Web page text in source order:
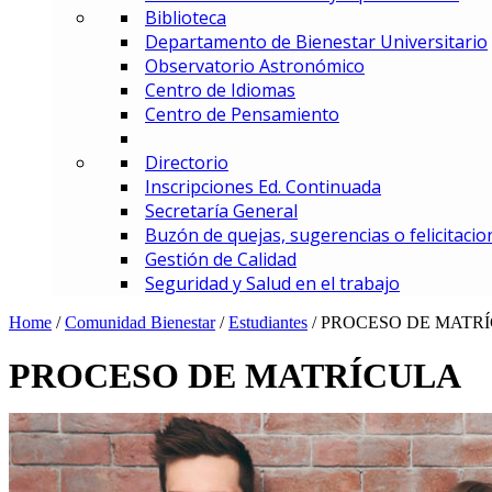
MAF – Maestría en
MAGD – Maestría en Analítica y
MCI – Maestría en Comercio
MDEMEC – Maestría en
MGCS – Maestría en Gerencia
Maestría en Gerencia
MGIED – Maestría en Gestión
MGE – Maestría en Gestión
ESPECIALIZACIONES
Especialización en Comercio
Especialización en Gerencia de
Especialización en Gerencia del
Especialización en Gerencia
Especialización en Gerencia
Especialización en Gerencia
Especialización en Gestión de
Biblioteca
Departamento de Bienestar Universitario
Observatorio Astronómico
Centro de Idiomas
Centro de Pensamiento
Directorio
Inscripciones Ed. Continuada
Secretaría General
Buzón de quejas, sugerencias o
Gestión de Calidad
Seguridad y Salud en el trabajo
Home /Comunidad Bienestar/Estudiantes /PROCESO DE
PROCESO DE MATRÍCULA